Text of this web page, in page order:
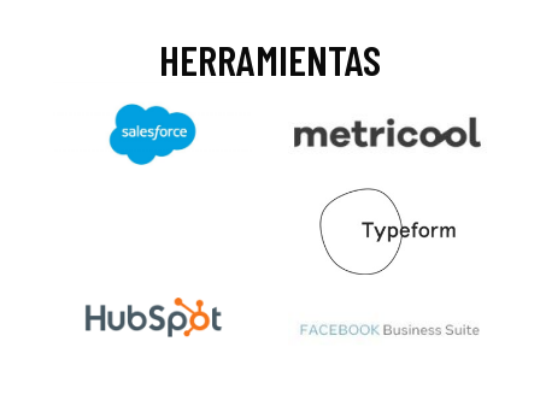
HERRAMIENTAS